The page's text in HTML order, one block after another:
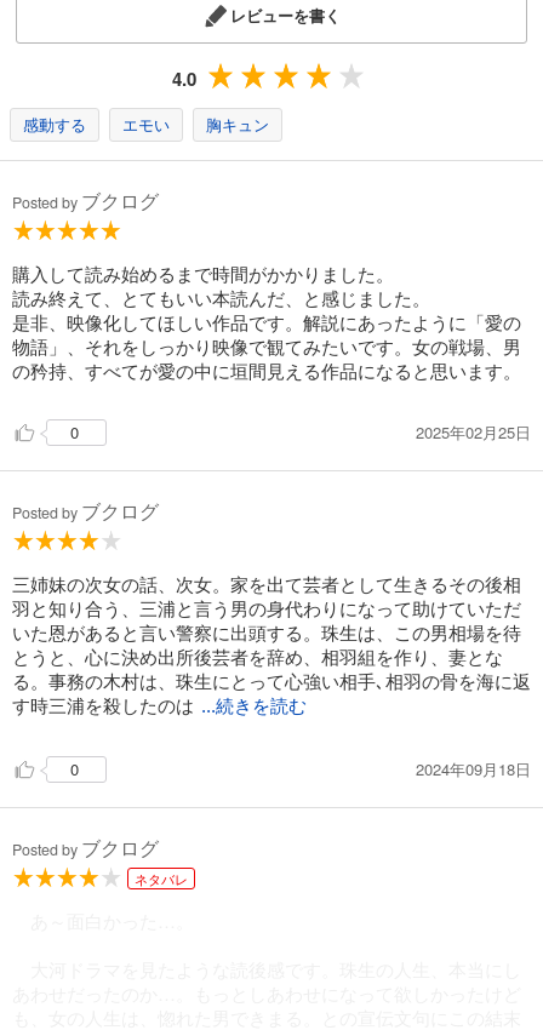
レビューを書く
4.0
感動する エモい 胸キュン
Posted by ブクログ
購入して読み始めるまで時間がかかりました。
読み終えて、とてもいい本読んだ、と感じました。
是非、映像化してほしい作品です。解説にあったように「愛の
物語」、それをしっかり映像で観てみたいです。女の戦場、男
の矜持、すべてが愛の中に垣間見える作品になると思います。
0 2025年02月25日
Posted by ブクログ
三姉妹の次女の話、次女。家を出て芸者として生きるその後相
羽と知り合う、三浦と言う男の身代わりになって助けていただ
いた恩があると言い警察に出頭する。珠生は、この男相場を待
とうと、心に決め出所後芸者を辞め、相羽組を作り、妻とな
る。事務の木村は、珠生にとって心強い相手､相羽の骨を海に返
す時三浦を殺したのは ...続きを読む
0 2024年09月18日
Posted by ブクログ
ネタバレ